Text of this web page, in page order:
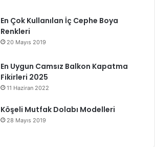
En Çok Kullanılan İç Cephe Boya
Renkleri
20 Mayıs 2019
En Uygun Camsız Balkon Kapatma
Fikirleri 2025
11 Haziran 2022
Köşeli Mutfak Dolabı Modelleri
28 Mayıs 2019